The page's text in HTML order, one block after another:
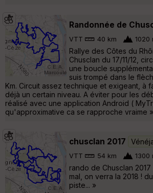
Randonnée de
VTT 40 km 1020
Rallye des Côtes du
Chusclan du 17/11/12,
une boucle
suis trompé dans le
Km. Circuit assez technique et exigeant, à
déjà un certain niveau. A éviter pour les
réalisé avec une application Android (
qu'approximative ca se rapproche vraime »
chusclan 2017
VTT 54 km 1300
rando de Chusclan
mal, on verra la 2018 !
piste... »